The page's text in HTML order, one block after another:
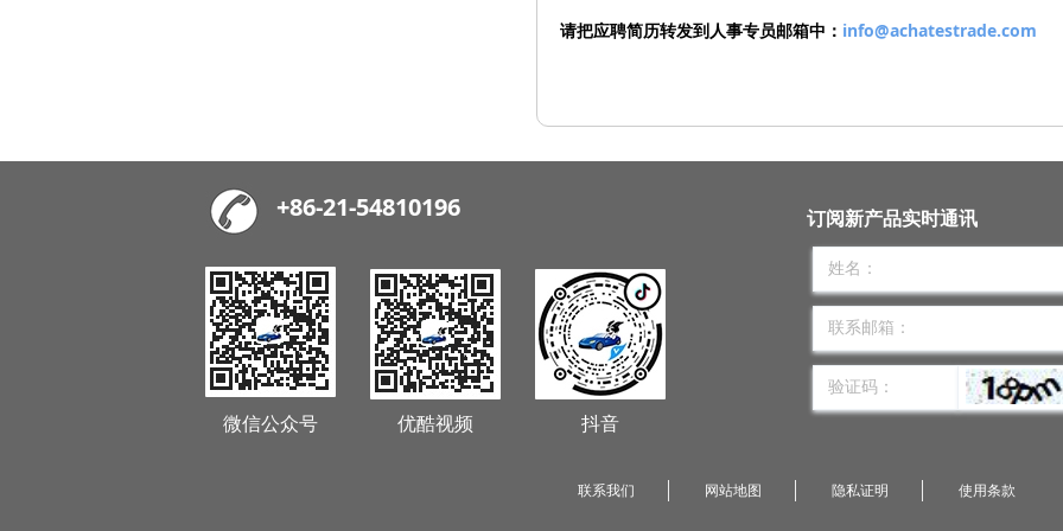
请把应聘简历转发到人事专员邮箱中： info@achatestrade.com
+86-21-54810196
微信公众号 优酷视频 抖音
订阅新产品实时通讯
联系我们 网站地图 隐私证明 使用条款